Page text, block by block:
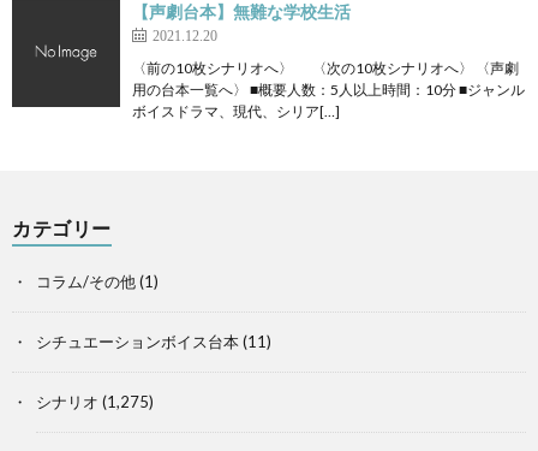
【声劇台本】無難な学校生活
2021.12.20
〈前の10枚シナリオへ〉 〈次の10枚シナリオへ〉 〈声劇
用の台本一覧へ〉 ■概要人数：5人以上時間：10分 ■ジャンル
ボイスドラマ、現代、シリア[…]
カテゴリー
コラム/その他(1)
シチュエーションボイス台本(11)
シナリオ (1,275)